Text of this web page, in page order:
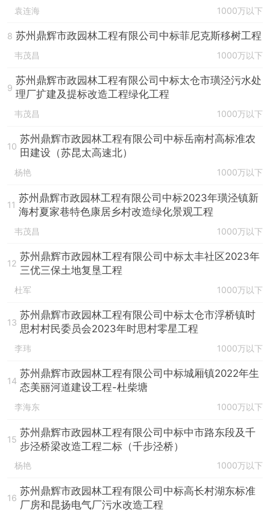
袁连海 1000万以下
8 苏州鼎辉市政园林工程有限公司中标菲尼克斯移树工程
韦茂昌 1000万以下
9
苏州鼎辉市政园林工程有限公司中标太仓市璜泾污水处
理厂扩建及提标改造工程绿化工程
韦茂昌 1000万以下
10
苏州鼎辉市政园林工程有限公司中标岳南村高标准农
田建设（苏昆太高速北）
杨艳 1000万以下
11
苏州鼎辉市政园林工程有限公司中标2023年璜泾镇新
海村夏家巷特色康居乡村改造绿化景观工程
韦茂昌 1000万以下
12
苏州鼎辉市政园林工程有限公司中标太丰社区2023年
三优三保土地复垦工程
杜军 1000万以下
13
苏州鼎辉市政园林工程有限公司中标太仓市浮桥镇时
思村村民委员会2023年时思村零星工程
李玮 1000万以下
14
苏州鼎辉市政园林工程有限公司中标城厢镇2022年生
态美丽河道建设工程-杜柴塘
李海东 1000万以下
15
苏州鼎辉市政园林工程有限公司中标中市路东段及千
步泾桥梁改造工程二标（千步泾桥）
杨艳 1000万以下
16
苏州鼎辉市政园林工程有限公司中标高长村湖东标准
厂房和昆扬电气厂污水改造工程